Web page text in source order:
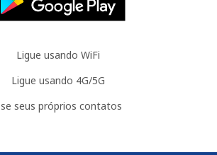
Ligue usando WiFi
Ligue usando 4G/5G
seus próprios contatos